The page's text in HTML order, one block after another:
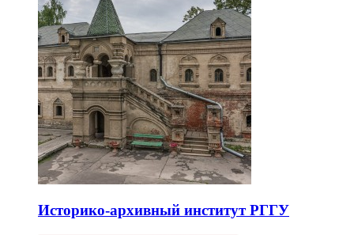
Историко-архивный институт РГГУ